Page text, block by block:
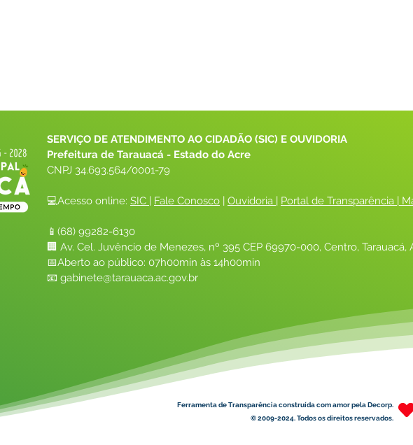
SERVIÇO DE ATENDIMENTO AO CIDADÃO (SIC) E OUVIDORIA
Prefeitura de Tarauacá - Estado do Acre
CNPJ 34.693.564/0001-79
💻Acesso online: SIC | Fale Conosco | Ouvidoria | Portal de Transparência |
📱(68) 99282-6130
🏢 Av. Cel. Juvêncio de Menezes, nº 395 CEP 69970-000, Centro, Tarauacá,
📅Aberto ao público: 07h00min às 14h00min
📧 gabinete@tarauaca.ac.gov.br
Ferramenta de Transparência construída com amor pela Decorp.
© 2009-2024. Todos os direitos reservados.